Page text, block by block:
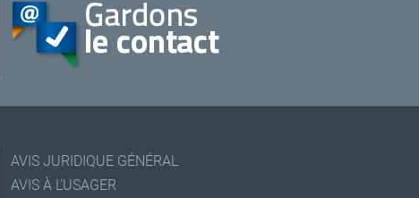
AVIS JURIDIQUE GÉNÉRAL
AVIS À L'USAGER